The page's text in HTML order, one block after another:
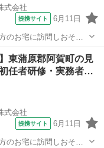
式会社
提携サイト 6月11日
のお宅に訪問しおそば
ちろん直行直帰OK。
東蒲原郡阿賀町の見
任者研修・実務者…
式会社
提携サイト 6月11日
のお宅に訪問しおそば